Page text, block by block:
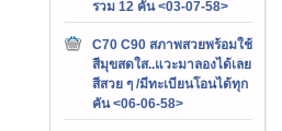
รวม 12 คัน <03-07-58>
C70 C90 สภาพสวยพร้อมใช้
สีมุขสดใส..แวะมาลองได้เลย
สีสวย ๆ /มีทะเบียนโอนได้ทุก
คัน <06-06-58>